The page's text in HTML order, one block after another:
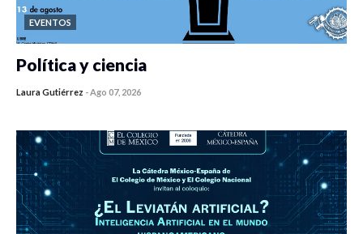
EVENTOS
Política y ciencia
Laura Gutiérrez -Ago 07, 2026